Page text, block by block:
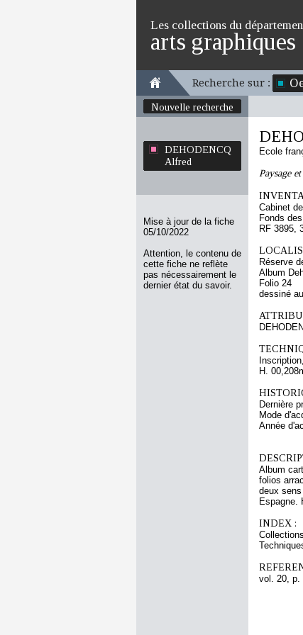
Les collections du
arts graphiques
Recherche sur :
Nouvelle recherche
DEHODENCQ
Alfred
Mise à jour de la fiche
05/10/2022
Attention, le contenu de
cette fiche ne reflète
pas nécessairement le
dernier état du savoir.
Ecole
Paysage
Cabinet
Fonds
RF 3895,
Réserve
Album
Folio 24
dessiné
H.
Dernière
Mode
Année
Album
folios
deux
Espagne.
INDEX :
vol. 20, p.